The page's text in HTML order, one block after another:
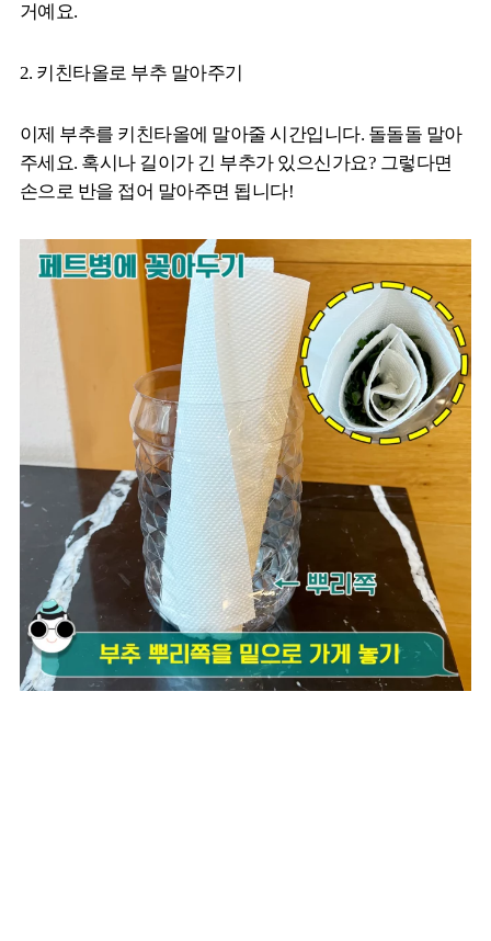
거예요.
2. 키친타올로 부추 말아주기
이제 부추를 키친타올에 말아줄 시간입니다. 돌돌돌 말아
주세요. 혹시나 길이가 긴 부추가 있으신가요? 그렇다면
손으로 반을 접어 말아주면 됩니다!